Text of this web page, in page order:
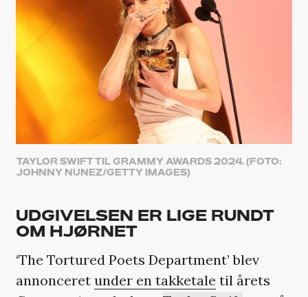
TAYLOR SWIFT TIL GRAMMY AWARDS 2024. (FOTO:
JOHNNY NUNEZ/GETTY IMAGES)
UDGIVELSEN ER LIGE RUNDT
OM HJØRNET
‘The Tortured Poets Department’ blev
annonceret under en takketale til årets